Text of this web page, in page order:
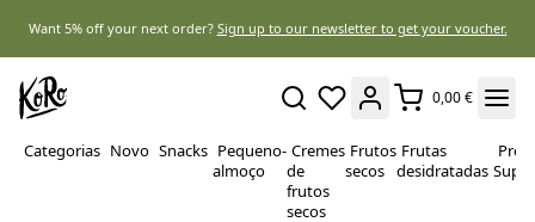
Want 5% off your next order? Sign up to our newsletter to get your voucher.
0,00 €
Categorias Novo Snacks Pequeno-
almoço
Cremes
de
frutos
secos
Frutos
secos
Frutas
desidratadas